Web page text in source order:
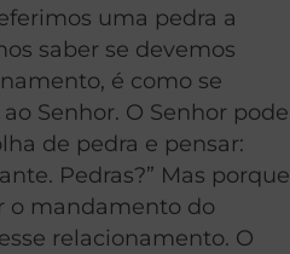
uma pedra a
saber se devemos
é como se
Senhor. O Senhor pode
de pedra e pensar:
Pedras?” Mas porque
o mandamento do
relacionamento. O